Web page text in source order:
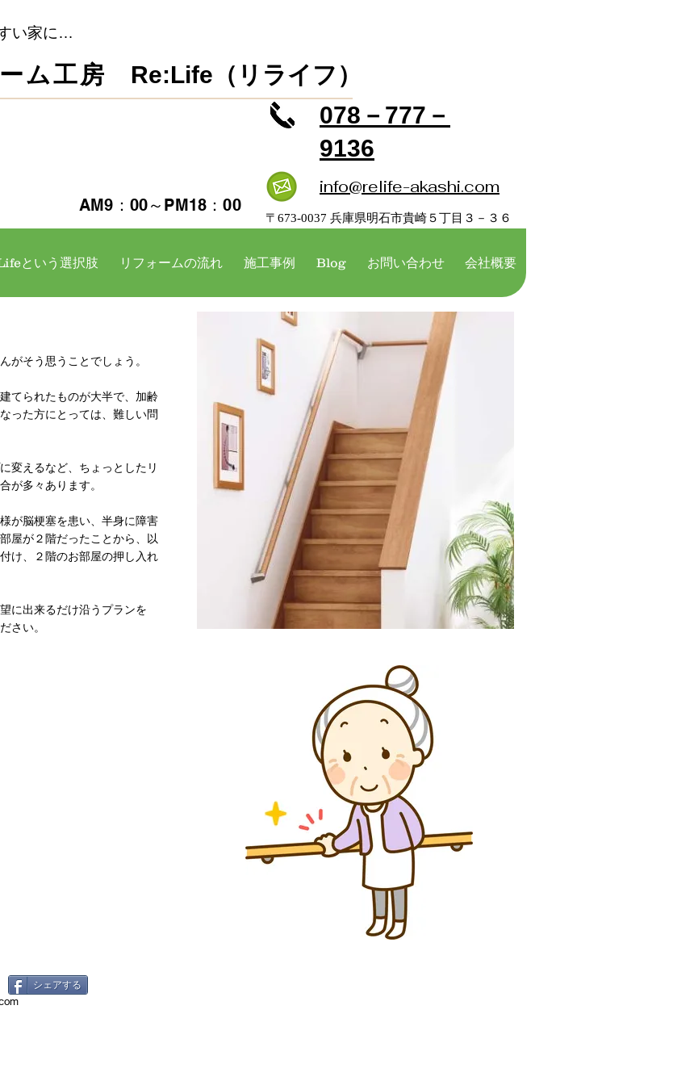
い家に…
ム工房 Re:Life（リライフ）
078－777－
9136
info@relife-akashi.com
​〒673-0037 兵庫県明石市貴崎５丁目３－３６
AM9：00～PM18：00
という選択肢 リフォームの流れ 施工事例 Blog お問い合わせ 会社概要
がそう思うことでしょう。
てられたものが大半で、加齢
った方にとっては、難しい問
変えるなど、ちょっとしたリ
が多々あります。
が脳梗塞を患い、半身に障害
屋が２階だったことから、以
け、２階のお部屋の押し入れ
に出来るだけ沿うプランを
さい。
シェアする